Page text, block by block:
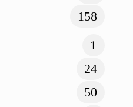
158
1
24
50